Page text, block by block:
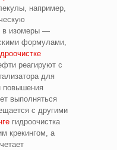
например,
в изомеры —
формулами,
реагируют с
для
повышения
выполняться
с другими
гидроочистка
крекингом, а